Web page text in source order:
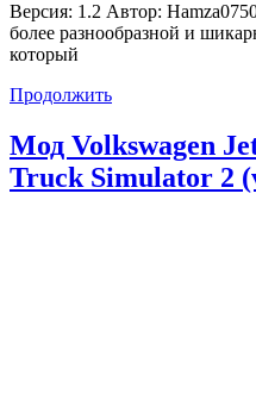
Версия: 1.2 Автор:
более разнообразной и
который
Продолжить
Мод Volkswagen
Truck Simulator 2